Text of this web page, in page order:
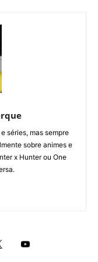
séries, mas sempre
sobre animes e
x Hunter ou One